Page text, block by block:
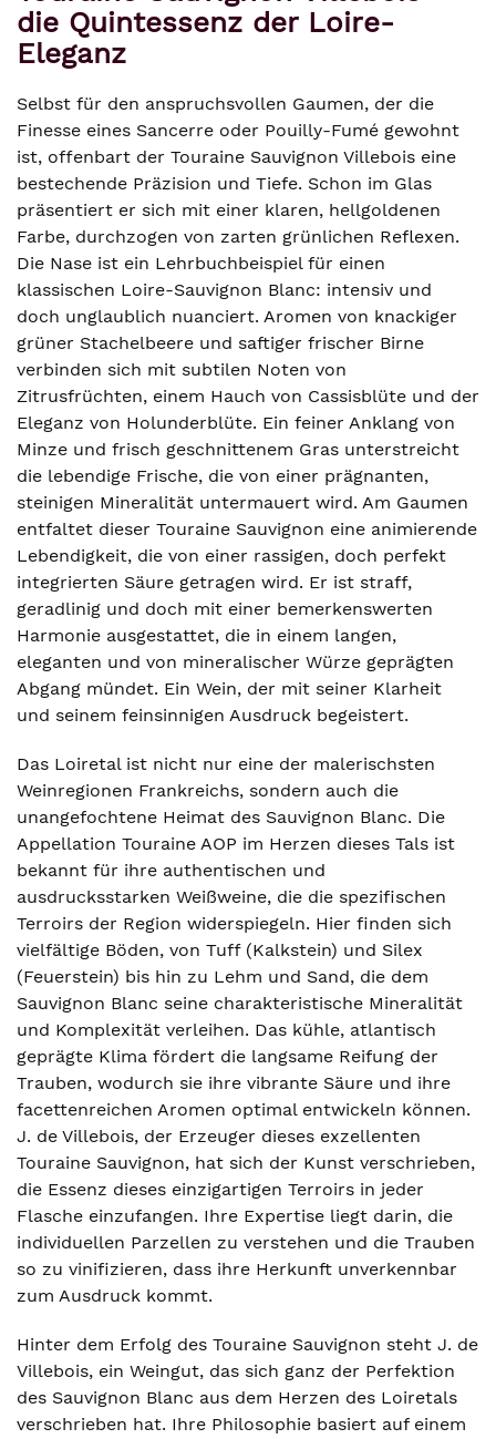
die Quintessenz der Loire-
Eleganz
Selbst für den anspruchsvollen Gaumen, der die
Finesse eines Sancerre oder Pouilly-Fumé gewohnt
ist, offenbart der Touraine Sauvignon Villebois eine
bestechende Präzision und Tiefe. Schon im Glas
präsentiert er sich mit einer klaren, hellgoldenen
Farbe, durchzogen von zarten grünlichen Reflexen.
Die Nase ist ein Lehrbuchbeispiel für einen
klassischen Loire-Sauvignon Blanc: intensiv und
doch unglaublich nuanciert. Aromen von knackiger
grüner Stachelbeere und saftiger frischer Birne
verbinden sich mit subtilen Noten von
Zitrusfrüchten, einem Hauch von Cassisblüte und der
Eleganz von Holunderblüte. Ein feiner Anklang von
Minze und frisch geschnittenem Gras unterstreicht
die lebendige Frische, die von einer prägnanten,
steinigen Mineralität untermauert wird. Am Gaumen
entfaltet dieser Touraine Sauvignon eine animierende
Lebendigkeit, die von einer rassigen, doch perfekt
integrierten Säure getragen wird. Er ist straff,
geradlinig und doch mit einer bemerkenswerten
Harmonie ausgestattet, die in einem langen,
eleganten und von mineralischer Würze geprägten
Abgang mündet. Ein Wein, der mit seiner Klarheit
und seinem feinsinnigen Ausdruck begeistert.
Das Loiretal ist nicht nur eine der malerischsten
Weinregionen Frankreichs, sondern auch die
unangefochtene Heimat des Sauvignon Blanc. Die
Appellation Touraine AOP im Herzen dieses Tals ist
bekannt für ihre authentischen und
ausdrucksstarken Weißweine, die die spezifischen
Terroirs der Region widerspiegeln. Hier finden sich
vielfältige Böden, von Tuff (Kalkstein) und Silex
(Feuerstein) bis hin zu Lehm und Sand, die dem
Sauvignon Blanc seine charakteristische Mineralität
und Komplexität verleihen. Das kühle, atlantisch
geprägte Klima fördert die langsame Reifung der
Trauben, wodurch sie ihre vibrante Säure und ihre
facettenreichen Aromen optimal entwickeln können.
J. de Villebois, der Erzeuger dieses exzellenten
Touraine Sauvignon, hat sich der Kunst verschrieben,
die Essenz dieses einzigartigen Terroirs in jeder
Flasche einzufangen. Ihre Expertise liegt darin, die
individuellen Parzellen zu verstehen und die Trauben
so zu vinifizieren, dass ihre Herkunft unverkennbar
zum Ausdruck kommt.
Hinter dem Erfolg des Touraine Sauvignon steht J. de
Villebois, ein Weingut, das sich ganz der Perfektion
des Sauvignon Blanc aus dem Herzen des Loiretals
verschrieben hat. Ihre Philosophie basiert auf einem